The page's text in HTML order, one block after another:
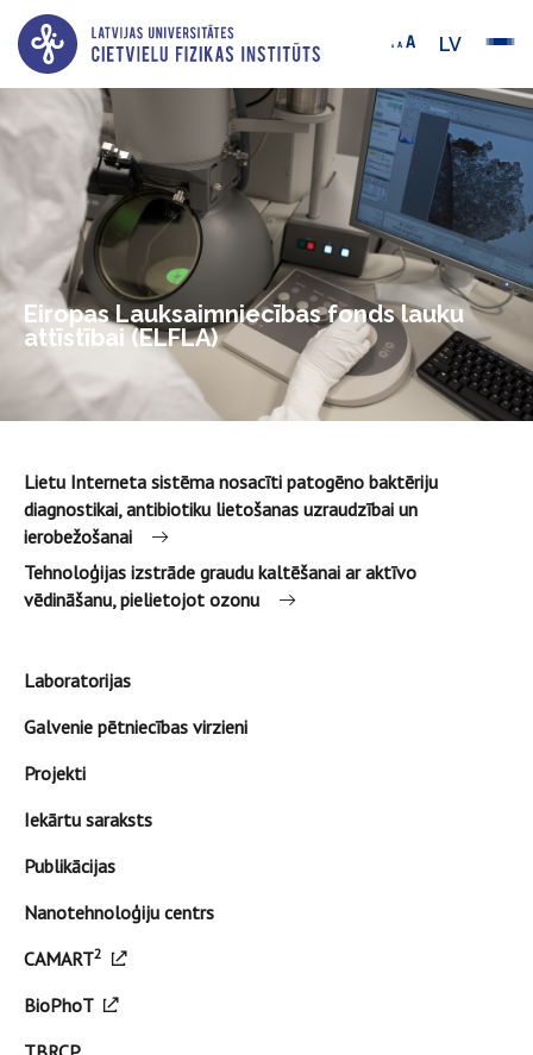
LV
Eiropas Lauksaimniecības fonds lauku
attīstībai (ELFLA)
Lietu Interneta sistēma nosacīti patogēno baktēriju
diagnostikai, antibiotiku lietošanas uzraudzībai un
ierobežošanai
Tehnoloģijas izstrāde graudu kaltēšanai ar aktīvo
vēdināšanu, pielietojot ozonu
Laboratorijas
Galvenie pētniecības virzieni
Projekti
Iekārtu saraksts
Publikācijas
Nanotehnoloģiju centrs
CAMART2
BioPhoT